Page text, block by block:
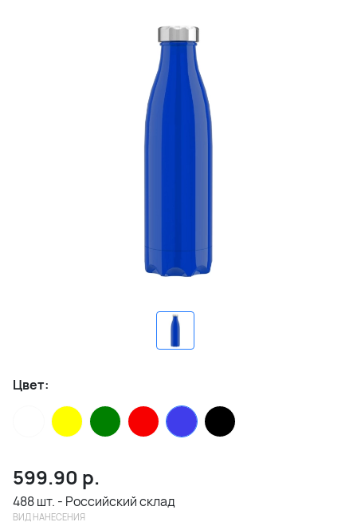
Цвет:
599.90 р.
488 шт. - Российский склад
ВИД НАНЕСЕНИЯ